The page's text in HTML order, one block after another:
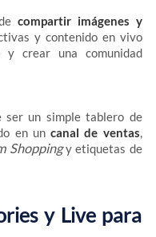
compartir imágenes y
y contenido en vivo
y crear una comunidad
ser un simple tablero de
en uncanal de ventas
Shoppingy etiquetas de
y Live para